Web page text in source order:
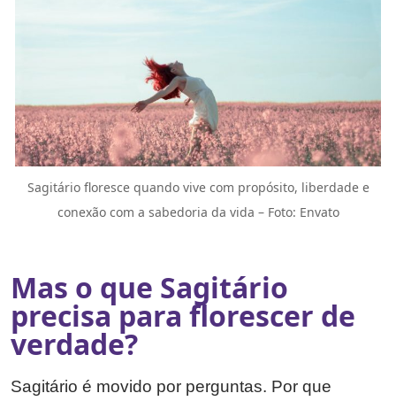
Sagitário floresce quando vive com propósito, liberdade e
conexão com a sabedoria da vida – Foto: Envato
Mas o que Sagitário
precisa para florescer de
verdade?
Sagitário é movido por perguntas. Por que